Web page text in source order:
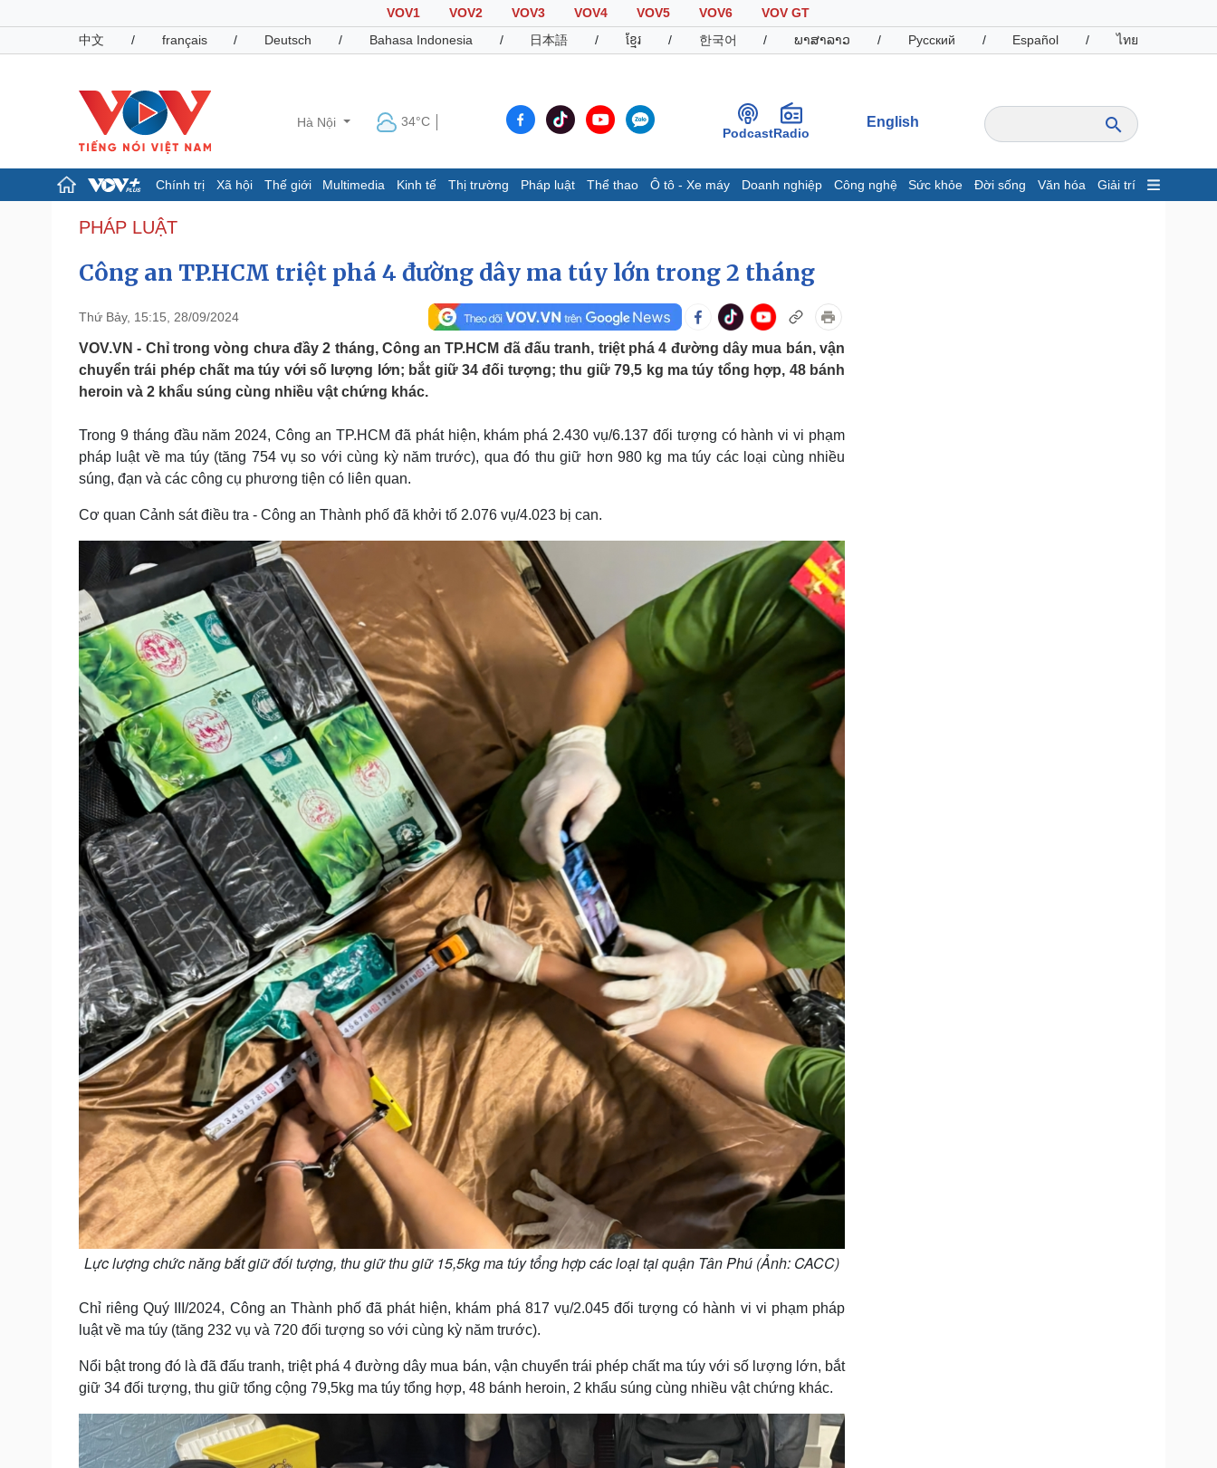
VOV1 VOV2 VOV3 VOV4 VOV5 VOV6
VOV GT
中文
/ français / Deutsch / Bahasa Indonesia / 日本語 / ខ្មែរ / 한국어 / ພາສາລາວ / Русский / Español / ไทย
Hà Nội 34°C
PodcastRadio
English
Chính trị Xã hội Thế giới Multimedia Kinh tế Thị trường Pháp luật Thể thao Ô tô - Xe máy Doanh nghiệp Công nghệ Sức khỏe Đời sống Văn hóa Giải trí
Chính trị
Tổ chức nhân sự
Quốc hội
Dự báo thời tiết
Giáo dục
Biển đảo
Cuộc sống đó đây
Hồ sơ
Ảnh
E-Magazine
Infographic
Khởi nghiệp
Pháp luật
Vụ án
Tư vấn luật
Quân sự - Quốc phòng
Vũ khí
Phân tích
Thể thao
Thế giới thể thao
eSports
Ô tô - Xe máy
Tư vấn
Doanh nghiệp
Doanh nhân
Vì cộng đồng
Cây thuốc
Sản phụ khoa
Nhi khoa
Nam khoa
Làm đẹp - giảm cân
Phòng mạch online
Ăn sạch sống khỏe
Blog
Tình yêu - Gia đình
Văn học
Âm nhạc
Săn Tour
check-in
Cải chính
PHÁP LUẬT
Công an TP.HCM triệt phá 4 đường dây ma túy lớn trong 2 tháng
Thứ Bảy, 15:15, 28/09/2024
VOV.VN - Chỉ trong vòng chưa đầy 2 tháng, Công an TP.HCM đã đấu tranh, triệt phá 4 đường dây mua bán, vận
chuyển trái phép chất ma túy với số lượng lớn; bắt giữ 34 đối tượng; thu giữ 79,5 kg ma túy tổng hợp, 48 bánh
heroin và 2 khẩu súng cùng nhiều vật chứng khác.
Trong 9 tháng đầu năm 2024, Công an TP.HCM đã phát hiện, khám phá 2.430 vụ/6.137 đối tượng có hành vi vi phạm
pháp luật về ma túy (tăng 754 vụ so với cùng kỳ năm trước), qua đó thu giữ hơn 980 kg ma túy các loại cùng nhiều
súng, đạn và các công cụ phương tiện có liên quan.
Cơ quan Cảnh sát điều tra - Công an Thành phố đã khởi tố 2.076 vụ/4.023 bị can.
Lực lượng chức năng bắt giữ đối tượng, thu giữ thu giữ 15,5kg ma túy tổng hợp các loại tại quận Tân Phú (Ảnh: CACC)
Chỉ riêng Quý III/2024, Công an Thành phố đã phát hiện, khám phá 817 vụ/2.045 đối tượng có hành vi vi phạm pháp
luật về ma túy (tăng 232 vụ và 720 đối tượng so với cùng kỳ năm trước).
Nổi bật trong đó là đã đấu tranh, triệt phá 4 đường dây mua bán, vận chuyển trái phép chất ma túy với số lượng lớn, bắt
giữ 34 đối tượng, thu giữ tổng cộng 79,5kg ma túy tổng hợp, 48 bánh heroin, 2 khẩu súng cùng nhiều vật chứng khác.